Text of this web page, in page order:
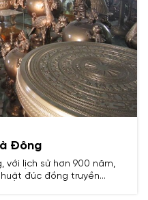
Đông
với lịch sử hơn 900 năm,
đúc đồng truyền